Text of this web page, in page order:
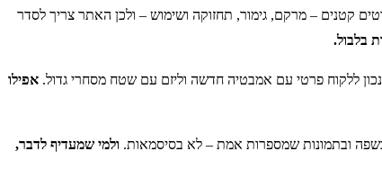
קטנים – מרקם, גימור, תחזוקה ושימוש – ולכן האתר צריך לסדר
בלבול.
ללקוח פרטי עם אמבטיה חדשה וליזם עם שטח מסחרי גדול. אפילו
ובתמונות שמספרות אמת – לא בסיסמאות. ולמי שמעדיף לדבר,